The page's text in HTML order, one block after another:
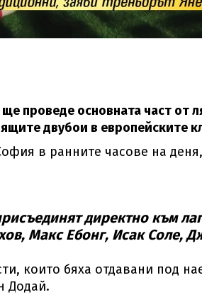
проведе основната част от
двубои в европейските
в ранните часове на
директно към
Макс Ебонг, Исак Соле,
които бяха отдавани под
Додай.